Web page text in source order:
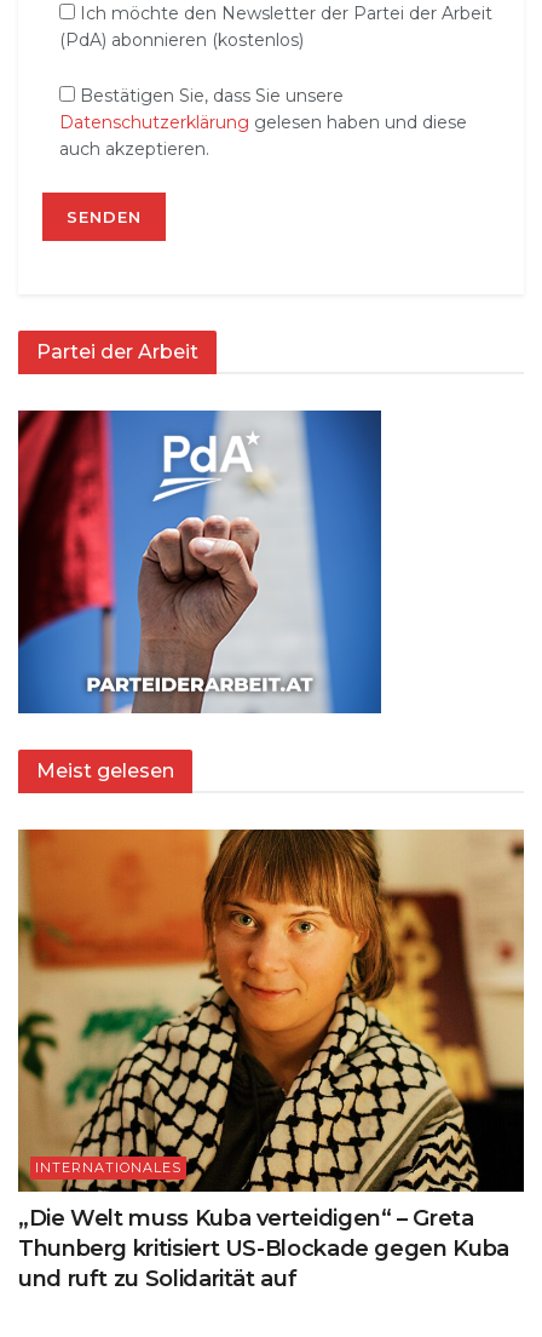
Ich möchte den Newsletter der Partei der Arbeit
(PdA) abonnieren (kostenlos)
Bestätigen Sie, dass Sie unsere
Datenschutzerklärung gelesen haben und diese
auch akzeptieren.
Partei der Arbeit
Meist gelesen
INTERNATIONALES
„Die Welt muss Kuba verteidigen“ – Greta
Thunberg kritisiert US-Blockade gegen Kuba
und ruft zu Solidarität auf